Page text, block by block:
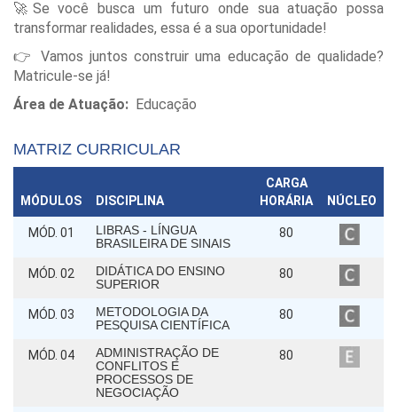
🚀Se você busca um futuro onde sua atuação possa
transformar realidades, essa é a sua oportunidade!
👉 Vamos juntos construir uma educação de qualidade?
Matricule-se já!
Área de Atuação: Educação
MATRIZ CURRICULAR
MÓDULOS DISCIPLINA
CARGA
HORÁRIA
NÚCLEO
MÓD. 01
LIBRAS - LÍNGUA
BRASILEIRA DE SINAIS
80
MÓD. 02
DIDÁTICA DO ENSINO
SUPERIOR
80
MÓD. 03
METODOLOGIA DA
PESQUISA CIENTÍFICA
80
MÓD. 04
ADMINISTRAÇÃO DE
CONFLITOS E
PROCESSOS DE
NEGOCIAÇÃO
80